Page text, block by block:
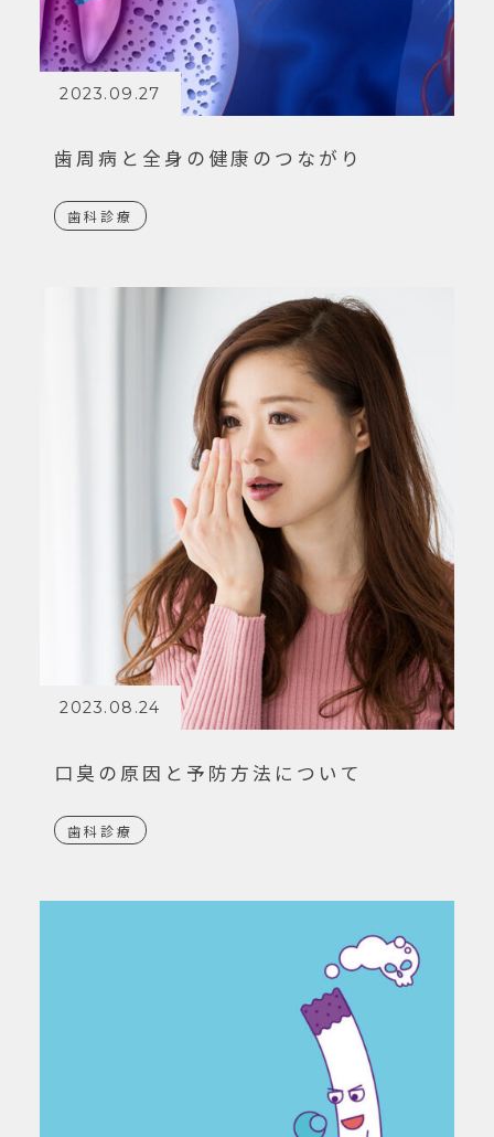
2023.09.27
歯周病と全身の健康のつながり
歯科診療
2023.08.24
口臭の原因と予防方法について
歯科診療